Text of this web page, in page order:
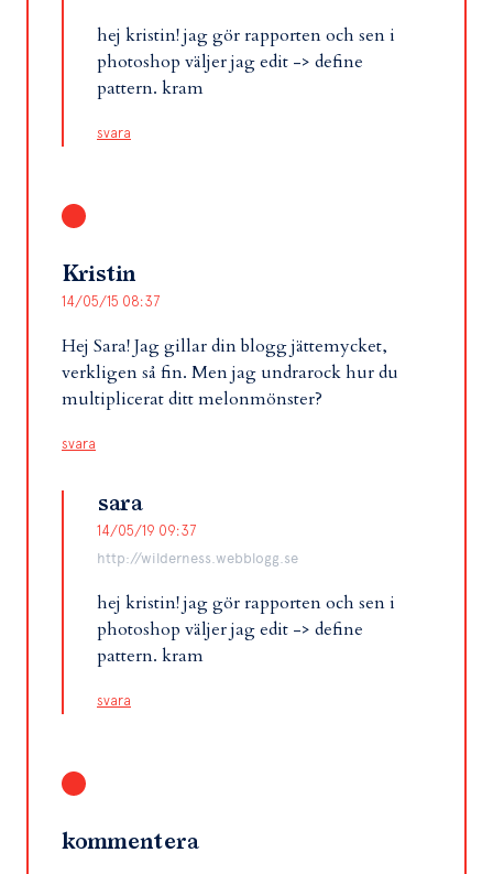
hej kristin! jag gör rapporten och sen i
photoshop väljer jag edit -> define
pattern. kram
svara
Kristin
14/05/15 08:37
Hej Sara! Jag gillar din blogg jättemycket,
verkligen så fin. Men jag undrarock hur du
multiplicerat ditt melonmönster?
svara
sara
14/05/19 09:37
http://wilderness.webblogg.se
hej kristin! jag gör rapporten och sen i
photoshop väljer jag edit -> define
pattern. kram
svara
kommentera